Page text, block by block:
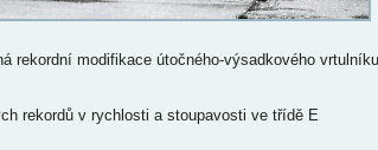
rekordní modifikace útočného-výsadkového vrtulníku
rekordů v rychlosti a stoupavosti ve třídě E